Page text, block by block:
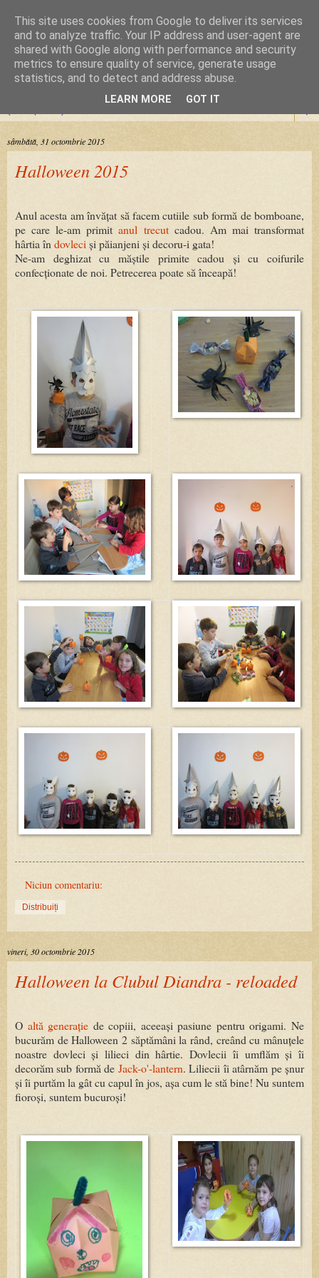
Cursuri Origami
Dragoste de la prima pliere
▼
sâmbătă, 31 octombrie 2015
Halloween 2015
Anul acesta am învățat să facem cutiile sub formă de bomboane,
pe care le-am primitanul trecutcadou. Am mai transformat
hârtia în dovleci și păianjeni și decoru-i gata!
Ne-am deghizat cu măștile primite cadou și cu coifurile
confecționate de noi. Petrecerea poate să înceapă!
Niciun comentariu:
Distribuiți
vineri, 30 octombrie 2015
Halloween la Clubul Diandra - reloaded
O altă generație de copiii, aceeași pasiune pentru origami. Ne
bucurăm de Halloween 2 săptămâni la rând, creând cu mânuțele
noastre dovleci și lilieci din hârtie. Dovlecii îi umflăm și îi
decorăm sub formă de Jack-o'-lantern. Liliecii îi atârnăm pe șnur
și îi purtăm la gât cu capul în jos, așa cum le stă bine! Nu suntem
fioroși, suntem bucuroși!
This site uses cookies from Google to deliver its services
and to analyze traffic. Your IP address and user-agent are
shared with Google along with performance and security
metrics to ensure quality of service, generate usage
statistics, and to detect and address abuse.
LEARN MORE GOT IT